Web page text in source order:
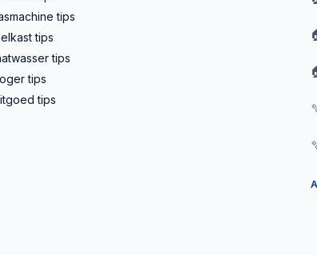
tips
tips
tips
tips
tips